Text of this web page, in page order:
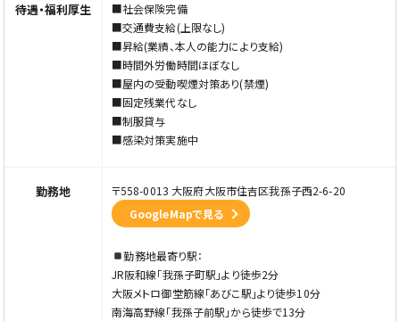
待遇・福利厚生
■社会保険完備
■交通費支給(上限なし)
■昇給(業績、本人の能力により支給)
■時間外労働時間ほぼなし
■屋内の受動喫煙対策あり(禁煙)
■固定残業代なし
■制服貸与
■感染対策実施中
勤務地
〒558-0013 大阪府大阪市住吉区我孫子西2-6-20
GoogleMapで見る
勤務地最寄り駅：
JR阪和線「我孫子町駅」より徒歩2分
大阪メトロ御堂筋線「あびこ駅」より徒歩10分
南海高野線「我孫子前駅」から徒歩で13分